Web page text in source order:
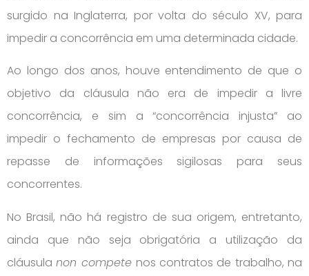
surgido na Inglaterra, por volta do século XV, para
impedir a concorrência em uma determinada cidade.
Ao longo dos anos, houve entendimento de que o
objetivo da cláusula não era de impedir a livre
concorrência, e sim a “concorrência injusta” ao
impedir o fechamento de empresas por causa de
repasse de informações sigilosas para seus
concorrentes.
No Brasil, não há registro de sua origem, entretanto,
ainda que não seja obrigatória a utilização da
cláusulanon compete nos contratos de trabalho, na